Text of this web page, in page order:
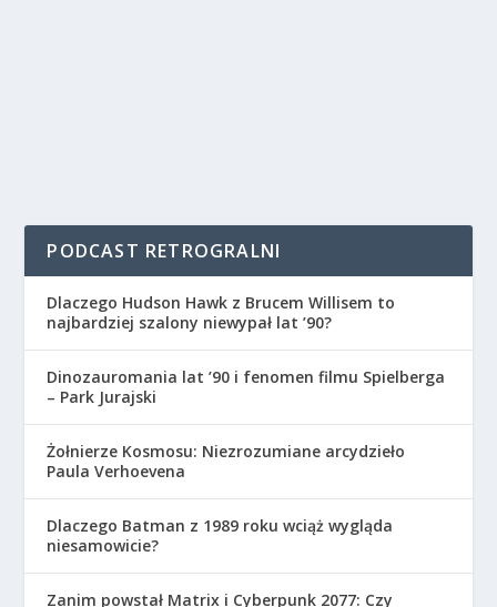
PODCAST RETROGRALNI
Dlaczego Hudson Hawk z Brucem Willisem to
najbardziej szalony niewypał lat ’90?
Dinozauromania lat ’90 i fenomen filmu Spielberga
– Park Jurajski
Żołnierze Kosmosu: Niezrozumiane arcydzieło
Paula Verhoevena
Dlaczego Batman z 1989 roku wciąż wygląda
niesamowicie?
Zanim powstał Matrix i Cyberpunk 2077: Czy